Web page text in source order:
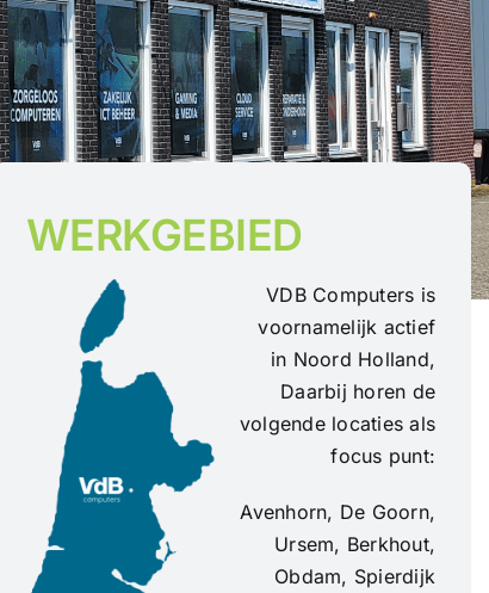
WERKGEBIED
VDB Computers is
voornamelijk actief
in Noord Holland,
Daarbij horen de
volgende locaties als
focus punt:
Avenhorn, De Goorn,
Ursem, Berkhout,
Obdam, Spierdijk